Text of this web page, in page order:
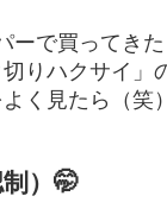
ーで買ってきた
切りハクサイ」
く見たら（笑
）🤭